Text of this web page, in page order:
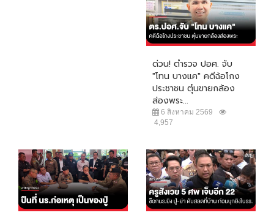
ด่วน! ตำรวจ ปอศ. จับ
"โทน บางแค" คดีฉ้อโกง
ประชาชน ตุ๋นขายกล้อง
ส่องพระ...
6 สิงหาคม 2569
4,957